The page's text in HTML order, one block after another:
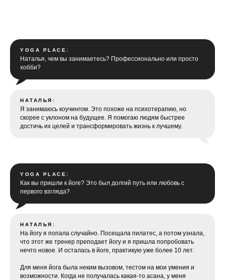
YOGA PLACE:
Наталья, чем вы занимаетесь? Профессионально или просто
хобби?
НАТАЛЬЯ:
Я занимаюсь коучингом. Это похоже на психотерапию, но
скорее с уклоном на будущее. Я помогаю людям быстрее
достичь их целей и трансформировать жизнь к лучшему.
YOGA PLACE:
Как вы пришли к йоге? Это был долгий путь или любовь с
первого взгляда?
НАТАЛЬЯ:
На йогу я попала случайно. Посещала пилатес, а потом узнала,
что этот же тренер преподает йогу и я пришла попробовать
нечто новое. И осталась в йоге, практикую уже более 10 лет.
Для меня йога была неким вызовом, тестом на мои умения и
возможности. Когда не получалась какая-то асана, у меня